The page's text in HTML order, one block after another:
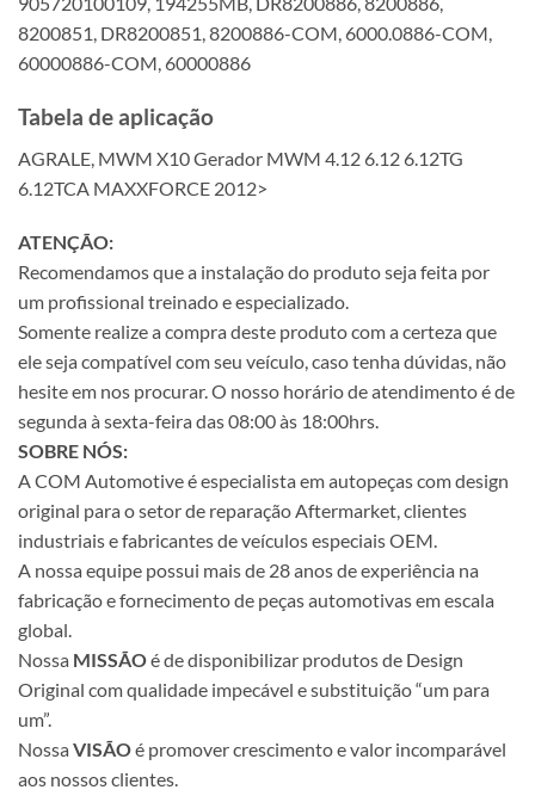
8200851, DR8200851, 8200886-COM, 6000.0886-COM,
60000886-COM, 60000886
Tabela de aplicação
AGRALE, MWM X10 Gerador MWM 4.12 6.12 6.12TG
6.12TCA MAXXFORCE 2012>
ATENÇÃO:
Recomendamos que a instalação do produto seja feita por
um profissional treinado e especializado.
Somente realize a compra deste produto com a certeza que
ele seja compatível com seu veículo, caso tenha dúvidas, não
hesite em nos procurar. O nosso horário de atendimento é de
segunda à sexta-feira das 08:00 às 18:00hrs.
SOBRE NÓS:
A COM Automotive é especialista em autopeças com design
original para o setor de reparação Aftermarket, clientes
industriais e fabricantes de veículos especiais OEM.
A nossa equipe possui mais de 28 anos de experiência na
fabricação e fornecimento de peças automotivas em escala
global.
Nossa MISSÃOé de disponibilizar produtos de Design
Original com qualidade impecável e substituição “um para
um”.
Nossa VISÃOé promover crescimento e valor incomparável
aos nossos clientes.